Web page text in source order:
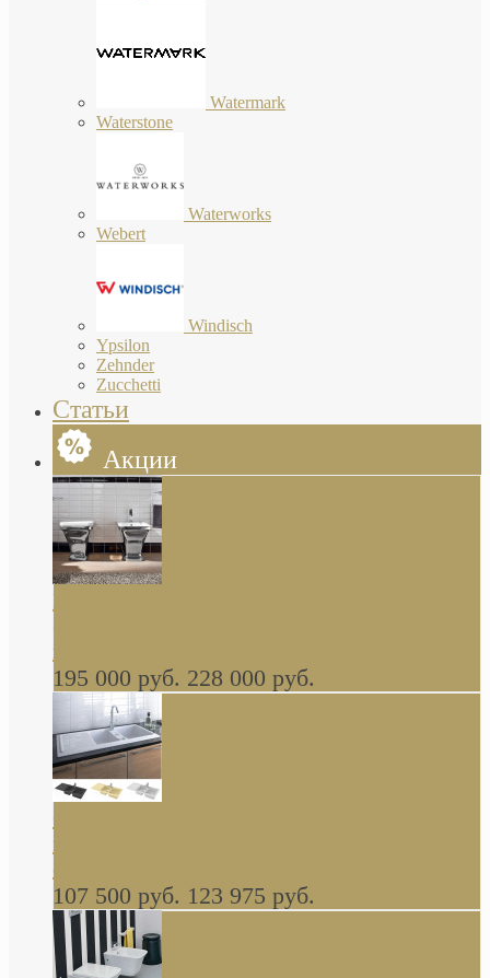
Watermark
Waterstone
Waterworks
Webert
Windisch
Ypsilon
Zehnder
Zucchetti
Статьи
Акции
Butterfly Scarabeo КОМПЛЕКТ санфаянса
глянцевая платина В НАЛИЧИИ
195 000 руб. 228 000 руб.
керамическая мойка 1160 x 510 мм белая,
серая, черная, бежевая В НАЛИЧИИ
107 500 руб. 123 975 руб.